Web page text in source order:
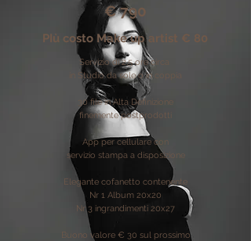
€ 790
PIù costo Make up artist € 80
Servizio di 2,5 ore circa
in Studio da sole o in coppia
30 file inAlta Definizione
finemente postprodotti
App per cellulare con
servizio stampa a disposizione
Elegante cofanetto contenente
Nr 1 Album 20x20
Nr 3 ingrandimenti 20x27
Buono valore € 30 sul prossimo